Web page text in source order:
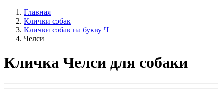
Главная
Клички собак
Клички собак на букву Ч
Челси
Кличка Челси для собаки